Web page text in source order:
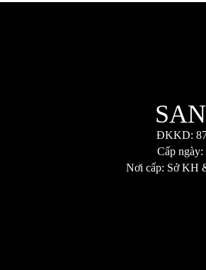
ĐKKD:
Cấp ngày:
Nơi cấp: Sở KH